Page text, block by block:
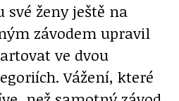
své ženy ještě na
závodem upravil
ve dvou
Vážení, které